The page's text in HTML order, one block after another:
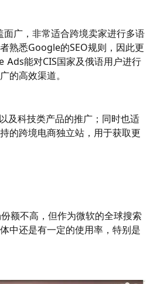
广，非常适合跨境卖家进行多语
熟悉Google的SEO规则，因此更
Ads能对CIS国家及俄语用户进行
的高效渠道。
及科技类产品的推广；同时也适
的跨境电商独立站，用于获取更
额不高，但作为微软的全球搜索
中还是有一定的使用率，特别是